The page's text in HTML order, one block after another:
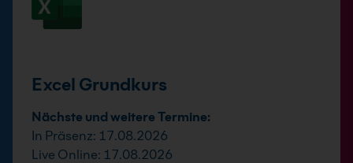
Excel Grundkurs
Nächste und weitere Termine:
In Präsenz: 17.08.2026
Live Online: 17.08.2026